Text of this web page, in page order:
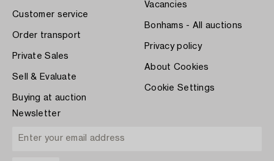
Customer service
Order transport
Private Sales
Sell & Evaluate
Buying at auction
Vacancies
Bonhams - All auctions
Privacy policy
About Cookies
Cookie Settings
Newsletter